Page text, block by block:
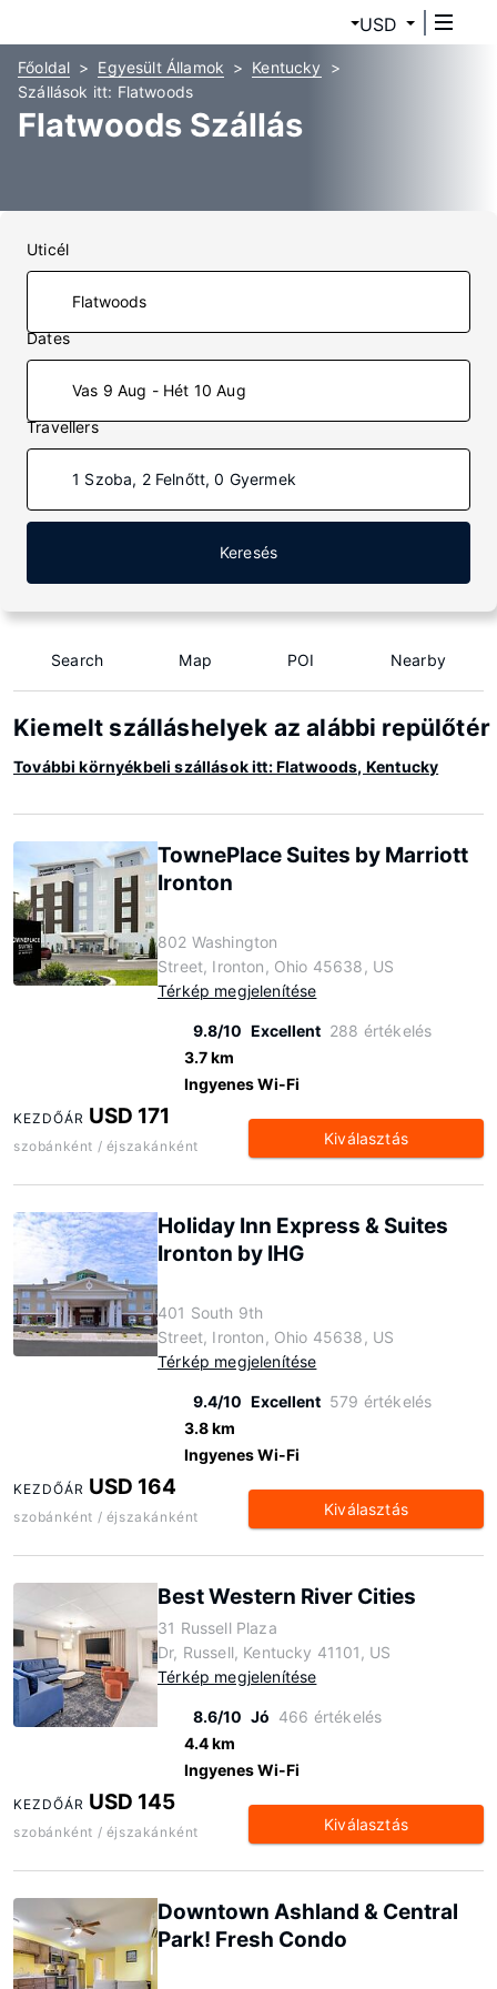
USD
Főoldal Egyesült Államok
Kentucky
Szállások itt: Flatwoods
Flatwoods Szállás
Uticél
Dates
Vas 9 Aug - Hét 10 Aug
Travellers
1 Szoba, 2 Felnőtt, 0 Gyermek
Keresés
Search Map POI Nearby
Kiemelt szálláshelyek az alábbi
További környékbeli szállások itt: Flatwoods, Kentucky
TownePlace Suites by Marriott
Ironton
802 Washington
Street, Ironton, Ohio 45638, US
Térkép megjelenítése
9.8/10 Excellent 288 értékelés
3.7 km
Ingyenes Wi-Fi
KEZDŐÁR USD 171
szobánként / éjszakánként Kiválasztás
Holiday Inn Express & Suites
Ironton by IHG
401 South 9th
Street, Ironton, Ohio 45638, US
Térkép megjelenítése
9.4/10 Excellent 579 értékelés
3.8 km
Ingyenes Wi-Fi
KEZDŐÁR USD 164
szobánként / éjszakánként Kiválasztás
Best Western River Cities
31 Russell Plaza
Dr, Russell, Kentucky 41101, US
Térkép megjelenítése
8.6/10 Jó 466 értékelés
4.4 km
Ingyenes Wi-Fi
KEZDŐÁR USD 145
szobánként / éjszakánként Kiválasztás
Downtown Ashland & Central
Park! Fresh Condo